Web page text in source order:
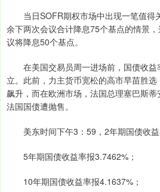
当日SOFR期权市场中出现一笔值得
余下两次会议合计降息75个基点的情景
议将降息50个基点。
在美国交易员周一进场前，国债收益
立。此前，力主货币宽松的高市早苗胜
飙升，而在欧洲市场，法国总理塞巴斯
法国国债遭抛售。
美东时间下午3：59，2年期国债收益
5年期国债收益率报3.7462%；
10年期国债收益率报4.1637%；